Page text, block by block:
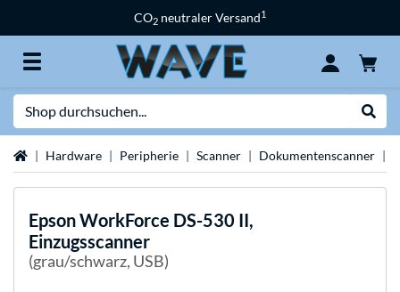
CO2 neutraler Versand1
StartseiteHardware Peripherie Scanner Dokumentenscanner
EpsonWorkForce DS-530 II,
Einzugsscanner
(grau/schwarz, USB)